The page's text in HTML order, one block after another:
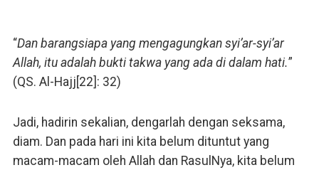
“Dan barangsiapa yang mengagungkan syi’ar-syi’ar
Allah, itu adalah bukti takwa yang ada di dalam hati.”
(QS. Al-Hajj[22]: 32)
Jadi, hadirin sekalian, dengarlah dengan seksama,
diam. Dan pada hari ini kita belum dituntut yang
macam-macam oleh Allah dan RasulNya, kita belum